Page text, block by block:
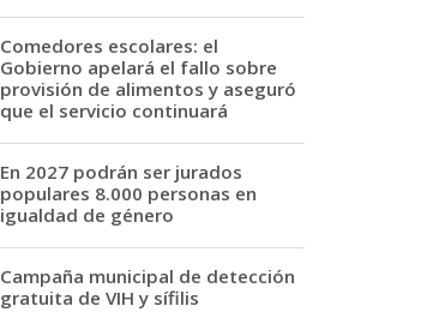
Comedores escolares: el
Gobierno apelará el fallo sobre
provisión de alimentos y aseguró
que el servicio continuará
En 2027 podrán ser jurados
populares 8.000 personas en
igualdad de género
Campaña municipal de detección
gratuita de VIH y sífilis